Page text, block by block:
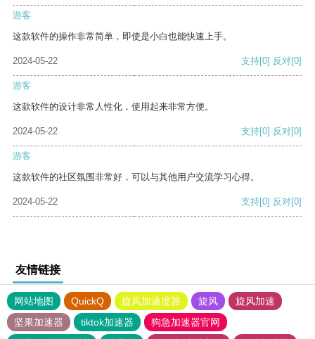
游客
这款软件的操作非常简单，即使是小白也能快速上手。
2024-05-22 支持[0] 反对[0]
游客
这款软件的设计非常人性化，使用起来非常方便。
2024-05-22 支持[0] 反对[0]
游客
这款软件的社区氛围非常好，可以与其他用户交流学习心得。
2024-05-22 支持[0] 反对[0]
友情链接
网站地图 QuickQ 旋风加速度器 旋风
旋风加速
坚果加速器
tiktok加速器
狗急加速器官网